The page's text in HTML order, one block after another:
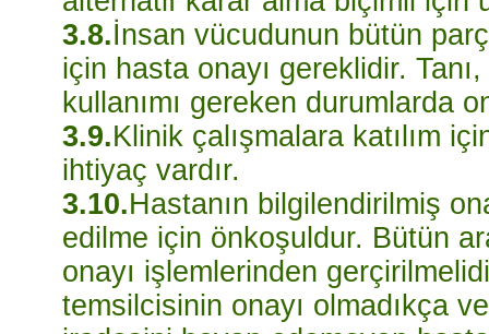
3.8.İnsan vücudunun bütün
için hasta onayı gereklidir.
kullanımı gereken durumlarda
3.9.Klinik çalışmalara katılım
ihtiyaç vardır.
3.10.Hastanın bilgilendirilmiş
edilme için önkoşuldur. Bütün
onayı işlemlerinden
temsilcisinin onayı olmadıkça